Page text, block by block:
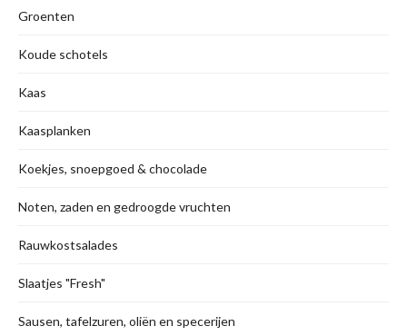
Groenten
Koude schotels
Kaas
Kaasplanken
Koekjes, snoepgoed & chocolade
Noten, zaden en gedroogde vruchten
Rauwkostsalades
Slaatjes "Fresh"
Sausen, tafelzuren, oliën en specerijen